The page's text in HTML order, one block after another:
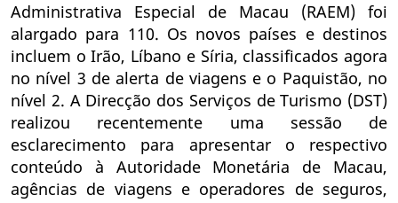
Administrativa Especial de Macau (RAEM) foi
alargado para 110. Os novos países e destinos
incluem o Irão, Líbano e Síria, classificados agora
no nível 3 de alerta de viagens e o Paquistão, no
nível 2. A Direcção dos Serviços de Turismo (DST)
realizou recentemente uma sessão de
esclarecimento para apresentar o respectivo
conteúdo à Autoridade Monetária de Macau,
agências de viagens e operadores de seguros,